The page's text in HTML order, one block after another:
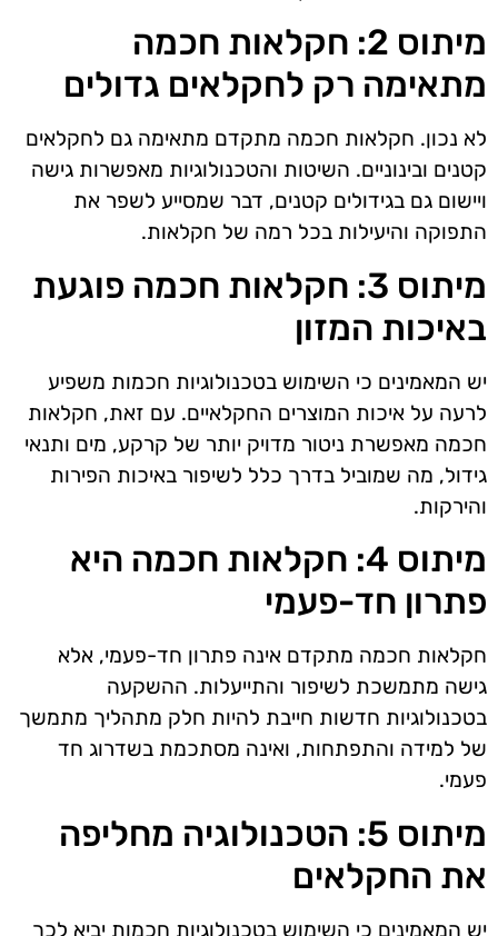
מיתוס 2: חקלאות חכמה
מתאימה רק לחקלאים גדולים
לא נכון. חקלאות חכמה מתקדם מתאימה גם לחקלאים
קטנים ובינוניים. השיטות והטכנולוגיות מאפשרות גישה
ויישום גם בגידולים קטנים, דבר שמסייע לשפר את
התפוקה והיעילות בכל רמה של חקלאות.
מיתוס 3: חקלאות חכמה פוגעת
באיכות המזון
יש המאמינים כי השימוש בטכנולוגיות חכמות משפיע
לרעה על איכות המוצרים החקלאיים. עם זאת, חקלאות
חכמה מאפשרת ניטור מדויק יותר של קרקע, מים ותנאי
גידול, מה שמוביל בדרך כלל לשיפור באיכות הפירות
והירקות.
מיתוס 4: חקלאות חכמה היא
פתרון חד-פעמי
חקלאות חכמה מתקדם אינה פתרון חד-פעמי, אלא
גישה מתמשכת לשיפור והתייעלות. ההשקעה
בטכנולוגיות חדשות חייבת להיות חלק מתהליך מתמשך
של למידה והתפתחות, ואינה מסתכמת בשדרוג חד
פעמי.
מיתוס 5: הטכנולוגיה מחליפה
את החקלאים
יש המאמינים כי השימוש בטכנולוגיות חכמות יביא לכך